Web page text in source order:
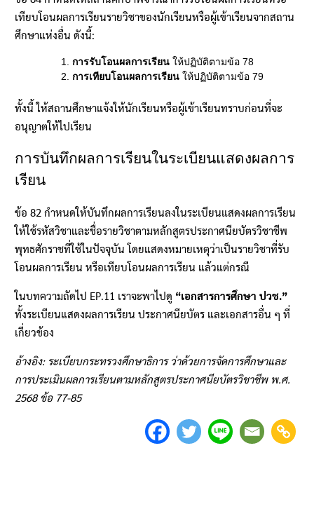
เทียบโอนผลการเรียนรายวิชาของนักเรียนหรือผู้เข้าเรียนจากสถาน
ศึกษาแห่งอื่น ดังนี้:
การรับโอนผลการเรียน ให้ปฏิบัติตามข้อ 78
การเทียบโอนผลการเรียน ให้ปฏิบัติตามข้อ 79
ทั้งนี้ ให้สถานศึกษาแจ้งให้นักเรียนหรือผู้เข้าเรียนทราบก่อนที่จะ
อนุญาตให้ไปเรียน
การบันทึกผลการเรียนในระเบียนแสดงผลการ
เรียน
ข้อ 82 กำหนดให้บันทึกผลการเรียนลงในระเบียนแสดงผลการเรียน
ให้ใช้รหัสวิชาและชื่อรายวิชาตามหลักสูตรประกาศนียบัตรวิชาชีพ
พุทธศักราชที่ใช้ในปัจจุบัน โดยแสดงหมายเหตุว่าเป็นรายวิชาที่รับ
โอนผลการเรียน หรือเทียบโอนผลการเรียน แล้วแต่กรณี
ในบทความถัดไป EP.11 เราจะพาไปดู “เอกสารการศึกษา ปวช.”
ทั้งระเบียนแสดงผลการเรียน ประกาศนียบัตร และเอกสารอื่น ๆ ที่
เกี่ยวข้อง
อ้างอิง: ระเบียบกระทรวงศึกษาธิการ ว่าด้วยการจัดการศึกษาและ
การประเมินผลการเรียนตามหลักสูตรประกาศนียบัตรวิชาชีพ พ.ศ.
2568 ข้อ 77-85